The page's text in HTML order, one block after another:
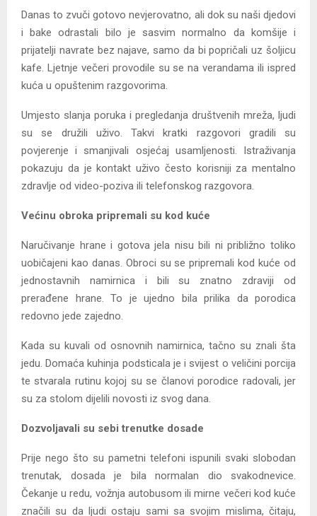
Danas to zvuči gotovo nevjerovatno, ali dok su naši djedovi
i bake odrastali bilo je sasvim normalno da komšije i
prijatelji navrate bez najave, samo da bi popričali uz šoljicu
kafe. Ljetnje večeri provodile su se na verandama ili ispred
kuća u opuštenim razgovorima.
Umjesto slanja poruka i pregledanja društvenih mreža, ljudi
su se družili uživo. Takvi kratki razgovori gradili su
povjerenje i smanjivali osjećaj usamljenosti. Istraživanja
pokazuju da je kontakt uživo često korisniji za mentalno
zdravlje od video-poziva ili telefonskog razgovora.
Većinu obroka pripremali su kod kuće
Naručivanje hrane i gotova jela nisu bili ni približno toliko
uobičajeni kao danas. Obroci su se pripremali kod kuće od
jednostavnih namirnica i bili su znatno zdraviji od
prerađene hrane. To je ujedno bila prilika da porodica
redovno jede zajedno.
Kada su kuvali od osnovnih namirnica, tačno su znali šta
jedu. Domaća kuhinja podsticala je i svijest o veličini porcija
te stvarala rutinu kojoj su se članovi porodice radovali, jer
su za stolom dijelili novosti iz svog dana.
Dozvoljavali su sebi trenutke dosade
Prije nego što su pametni telefoni ispunili svaki slobodan
trenutak, dosada je bila normalan dio svakodnevice.
Čekanje u redu, vožnja autobusom ili mirne večeri kod kuće
značili su da ljudi ostaju sami sa svojim mislima, čitaju,